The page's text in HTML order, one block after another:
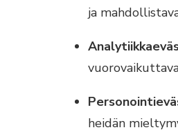
ja
heidän